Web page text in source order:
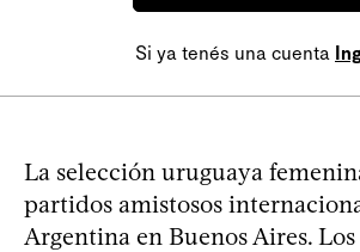
Si ya tenés una cuenta
La selección uruguaya
partidos amistosos
Argentina en Buenos Aires.